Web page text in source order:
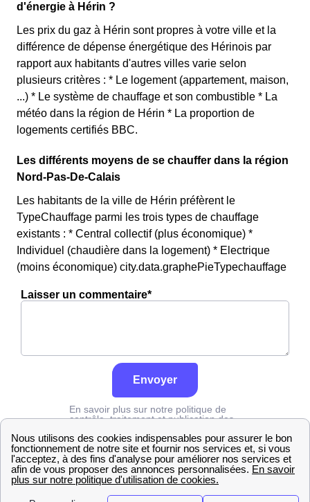
d'énergie à Hérin ?
Les prix du gaz à Hérin sont propres à votre ville et la
différence de dépense énergétique des Hérinois par
rapport aux habitants d'autres villes varie selon
plusieurs critères : * Le logement (appartement, maison,
...) * Le système de chauffage et son combustible * La
météo dans la région de Hérin * La proportion de
logements certifiés BBC.
Les différents moyens de se chauffer dans la région
Nord-Pas-De-Calais
Les habitants de la ville de Hérin préfèrent le
TypeChauffage parmi les trois types de chauffage
existants : * Central collectif (plus économique) *
Individuel (chaudière dans la logement) * Electrique
(moins économique) city.data.graphePieTypechauffage
Laisser un commentaire*
Envoyer
En savoir plus sur notre politique de
contrôle, traitement et publication des
Edf Nord Hérin